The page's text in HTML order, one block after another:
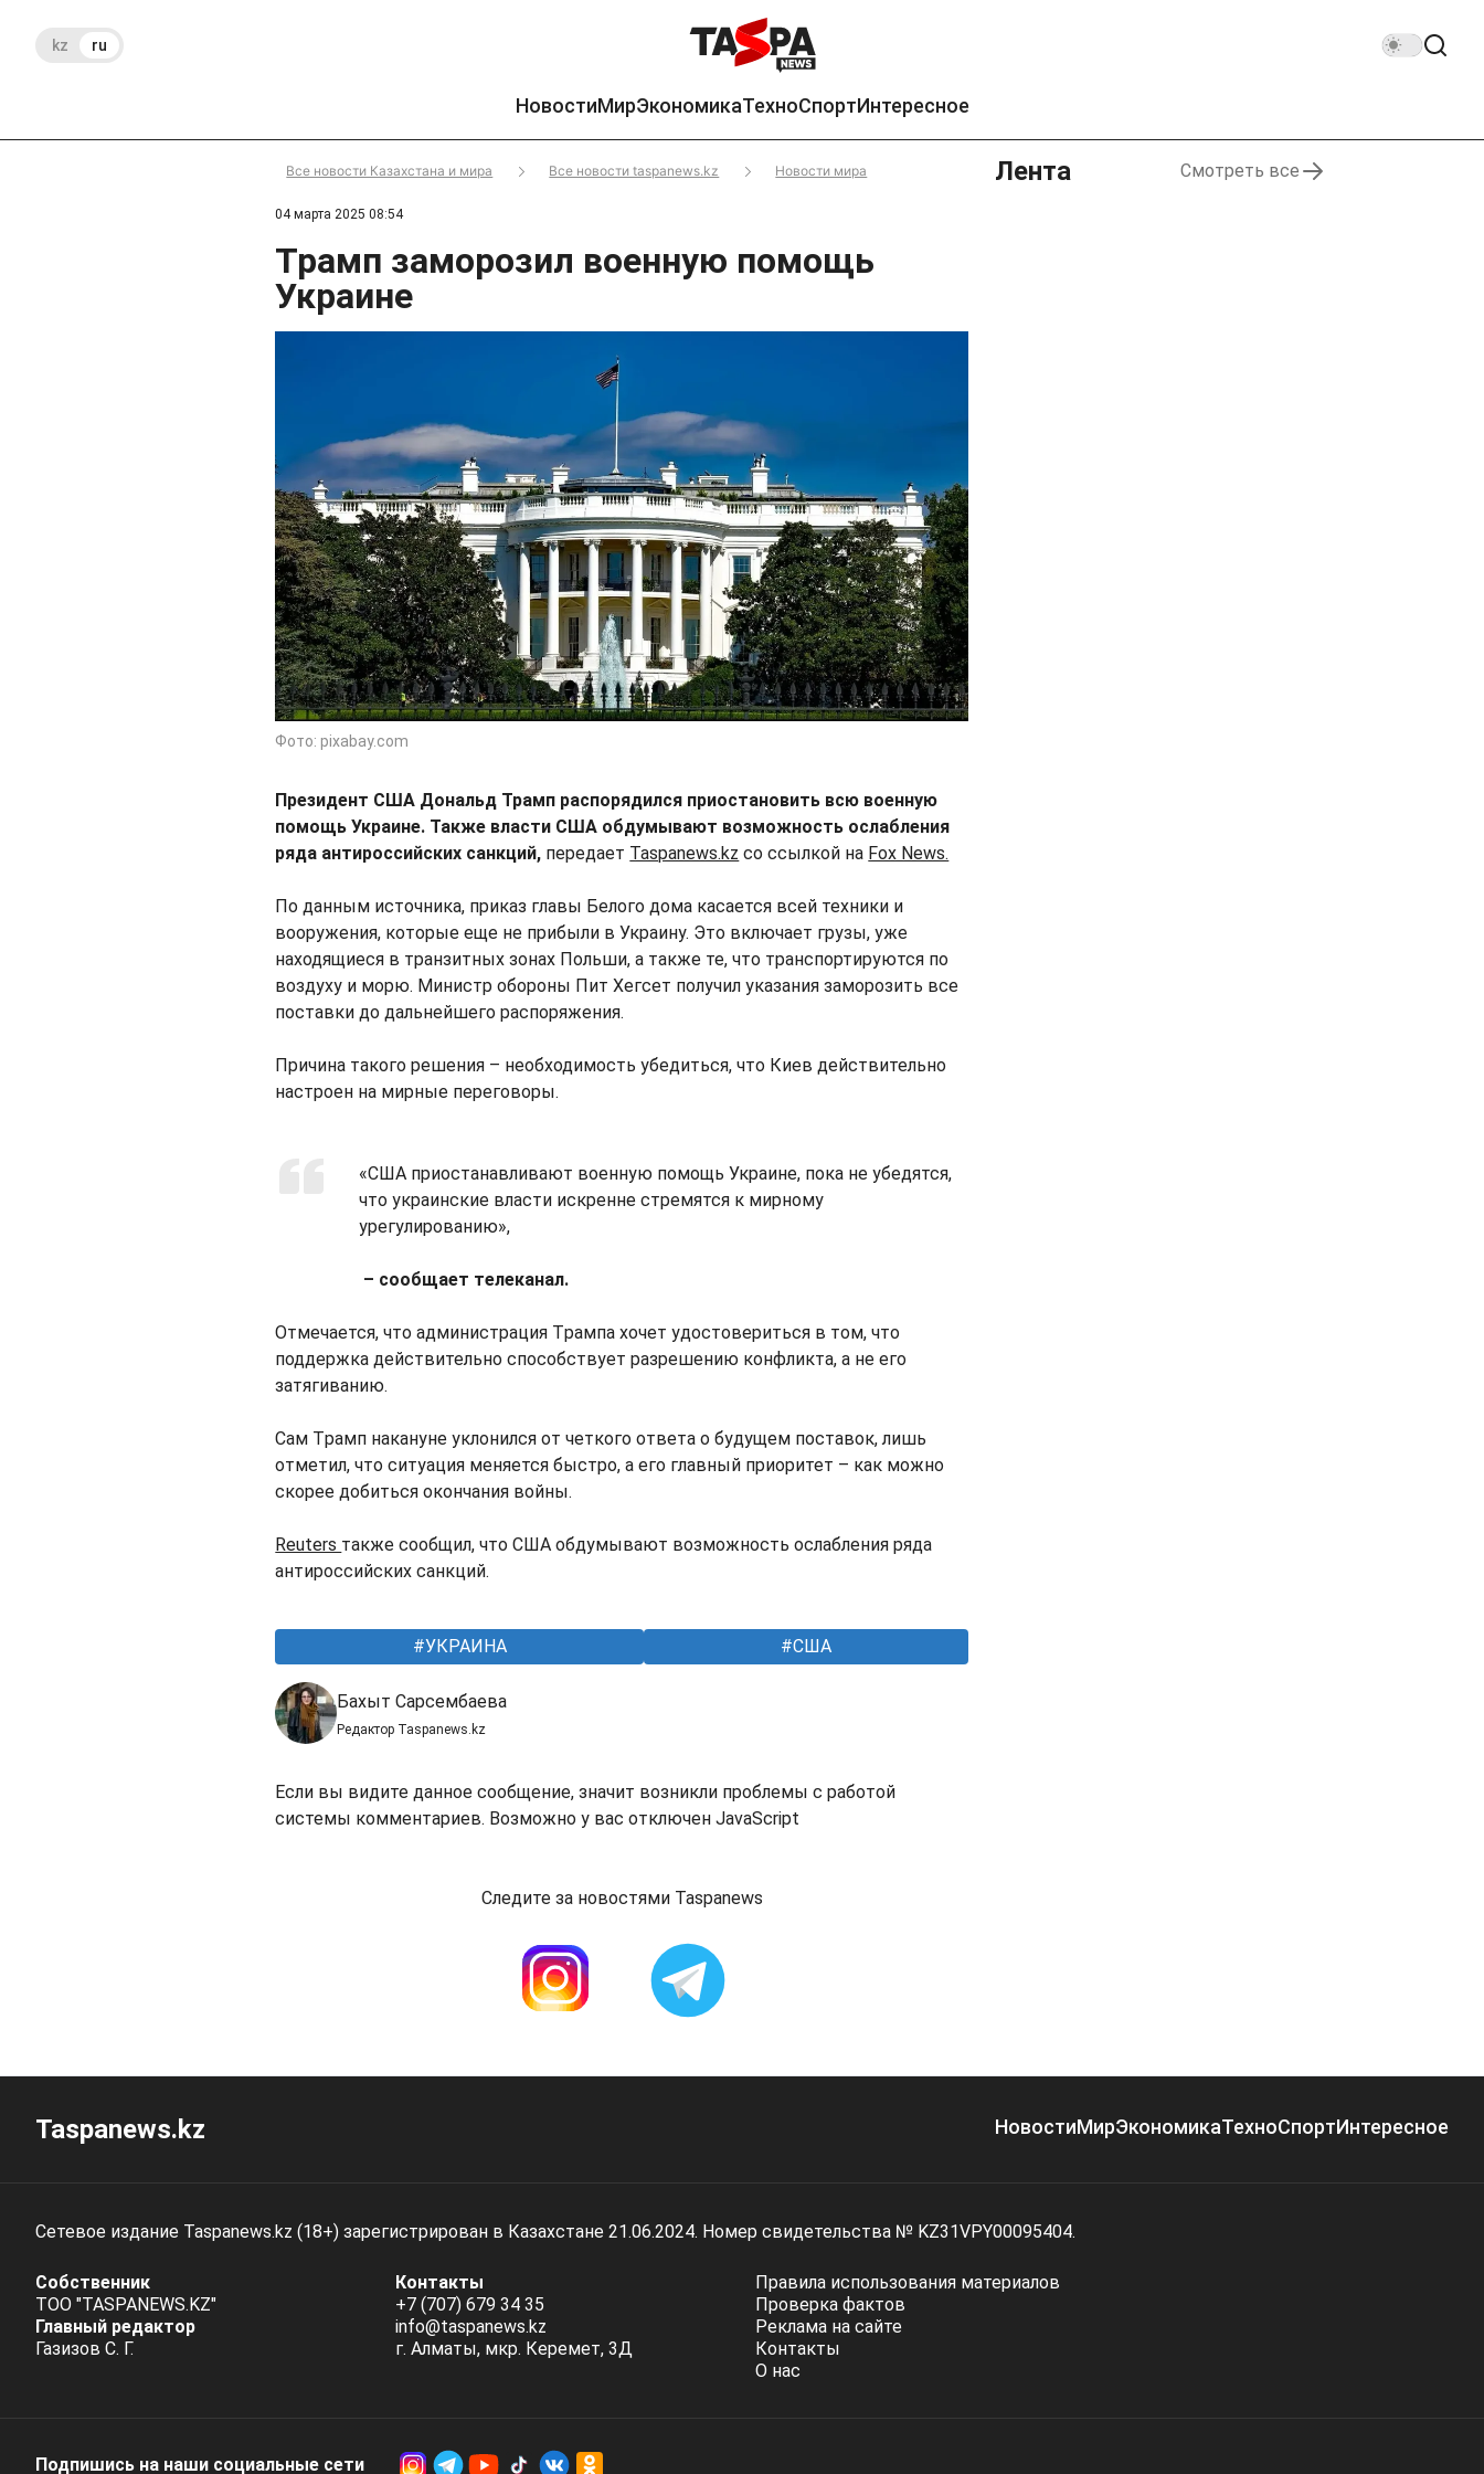
kz ru
НовостиМирЭкономикаТехноСпортИнтересное
Все новости Казахстана и мира Все новости taspanews.kz Новости мира
04 марта 2025 08:54
Трамп заморозил военную помощь
Украине
Фото: pixabay.com
Президент США Дональд Трамп распорядился приостановить всю военную
помощь Украине. Также власти США обдумывают возможность ослабления
ряда антироссийских санкций, передает Taspanews.kz со ссылкой на Fox News.
По данным источника, приказ главы Белого дома касается всей техники и
вооружения, которые еще не прибыли в Украину. Это включает грузы, уже
находящиеся в транзитных зонах Польши, а также те, что транспортируются по
воздуху и морю. Mинистр обороны Пит Хегсет получил указания заморозить все
поставки до дальнейшего распоряжения.
Причина такого решения – необходимость убедиться, что Киев действительно
настроен на мирные переговоры.
«CША приостанавливают военную помощь Украине, пока не убедятся,
что украинские власти искренне стремятся к мирному
урегулированию»,
– coобщает телеканал.
Oтмечается, что администрация Tрампа хочет удостовериться в том, что
поддержка действительно способствует разрешению конфликта, а не его
затягиванию.
Cам Tрамп накануне уклонился от четкого ответа о будущем поставок, лишь
отметил, что ситуация меняется быстро, а его главный приоритет – как можно
скорee добиться окончания войны.
Reuters также сообщил, что США обдумывают возможность ослабления ряда
антироссийских санкций.
УКРАИНА США
Бахыт Сарсембаева
Редактор Taspanews.kz
Если вы видите данное сообщение, значит возникли проблемы с работой
системы комментариев. Возможно у вас отключен JavaScript
Следите за новостями Taspanews
Лента Смотреть все
Taspanews.kz НовостиМирЭкономикаТехноСпортИнтересное
Сетевое издание Taspanews.kz (18+) зарегистрирован в Казахстане 21.06.2024. Номер свидетельства № KZ31VPY00095404.
Собственник
ТОО "TASPANEWS.KZ"
Главный редактор
Газизов С. Г.
Контакты
+7 (707) 679 34 35
info@taspanews.kz
г. Алматы, мкр. Керемет, 3Д
Правила использования материалов
Проверка фактов
Реклама на сайте
Контакты
О нас
Подпишись на наши социальные cети